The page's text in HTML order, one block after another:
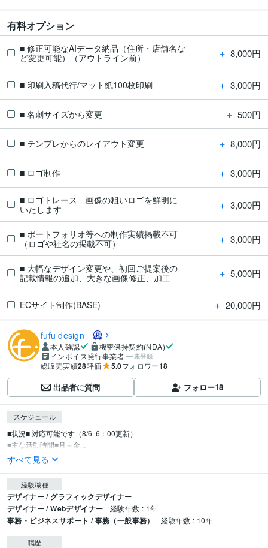
有料オプション
■ 修正可能なAIデータ納品（住所・店舗名な
ど変更可能）（アウトライン前）
＋ 8,000円
■ 印刷入稿代行/マット紙100枚印刷 ＋ 3,000円
■ 名刺サイズから変更 ＋ 500円
■ テンプレからのレイアウト変更 ＋ 8,000円
■ ロゴ制作 ＋ 3,000円
■ ロゴトレース 画像の粗いロゴを鮮明に
いたします
＋ 3,000円
■ ポートフォリオ等への制作実績掲載不可
（ロゴや社名の掲載不可）
＋ 3,000円
■ 大幅なデザイン変更や、初回ご提案後の
記載情報の追加、大きな画像修正、加工
＋ 5,000円
ECサイト制作(BASE) ＋ 20,000円
fufu design
本人確認
機密保持契約(NDA)
インボイス発行事業者
未登録
総販売実績28評価 5.0フォロワー18
出品者に質問 フォロー18
スケジュール
■状況■ 対応可能です（8/6  6：00更新）
■主な活動時間■月～金...
すべて見る
経験職種
デザイナー / グラフィックデザイナー
デザイナー / Webデザイナー
経験年数 : 1年
事務・ビジネスサポート / 事務（一般事務） 経験年数 : 10年
職歴